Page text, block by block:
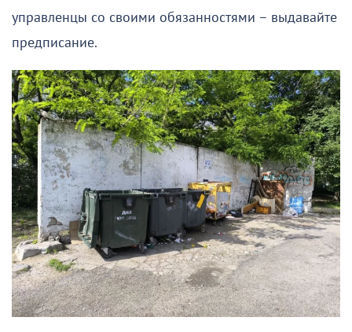
управленцы со своими обязанностями – выдавайте
предписание.